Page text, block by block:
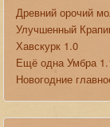
Древний орочий
Улучшенный
Хавскурк 1.0
Ещё одна Умбра
Новогодние